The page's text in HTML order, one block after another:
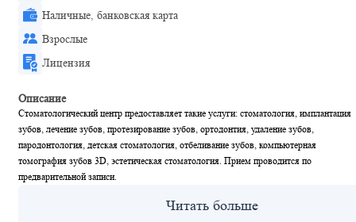
Наличные, банковская карта
Взрослые
Лицензия
Описание
Стоматологический центр предоставляет такие услуги: стоматология, имплантация
зубов, лечение зубов, протезирование зубов, ортодонтия, удаление зубов,
пародонтология, детская стоматология, отбеливание зубов, компьютерная
томография зубов 3D, эстетическая стоматология. Прием проводится по
предварительной записи.